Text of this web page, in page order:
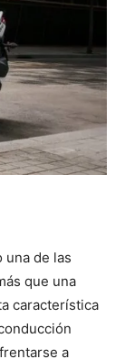
una de las
que una
característica
a